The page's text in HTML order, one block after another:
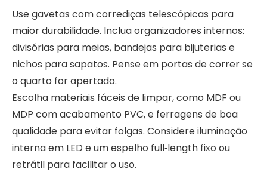
Use gavetas com corrediças telescópicas para
maior durabilidade. Inclua organizadores internos:
divisórias para meias, bandejas para bijuterias e
nichos para sapatos. Pense em portas de correr se
o quarto for apertado.
Escolha materiais fáceis de limpar, como MDF ou
MDP com acabamento PVC, e ferragens de boa
qualidade para evitar folgas. Considere iluminação
interna em LED e um espelho full‑length fixo ou
retrátil para facilitar o uso.